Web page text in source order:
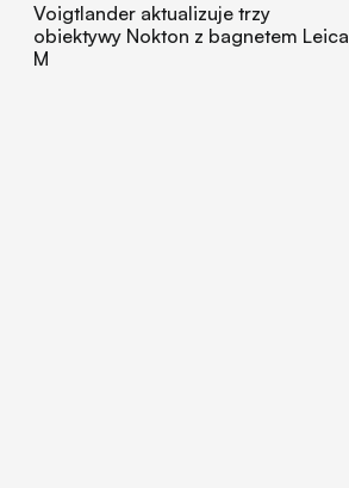
Voigtlander aktualizuje trzy
obiektywy Nokton z bagnetem Leica
M